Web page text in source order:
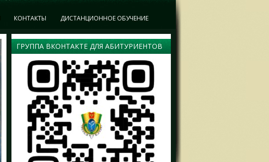
КОНТАКТЫ ДИСТАНЦИОННОЕ ОБУЧЕНИЕ
ГРУППА ВКОНТАКТЕ ДЛЯ АБИТУРИЕНТОВ